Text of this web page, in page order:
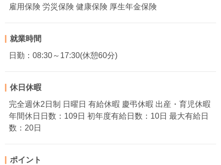
雇用保険 労災保険 健康保険 厚生年金保険
就業時間
日勤：08:30～17:30(休憩60分)
休日休暇
完全週休2日制 日曜日 有給休暇 慶弔休暇 出産・育児休暇
年間休日日数：109日 初年度有給日数：10日 最大有給日
数：20日
ポイント